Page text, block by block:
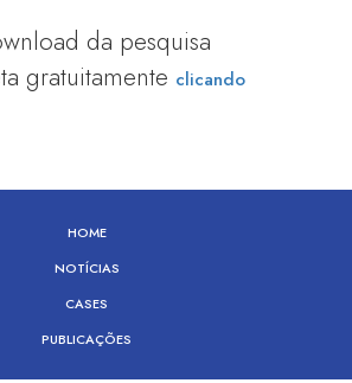
da pesquisa
gratuitamente clicando
HOME
NOTÍCIAS
CASES
PUBLICAÇÕES